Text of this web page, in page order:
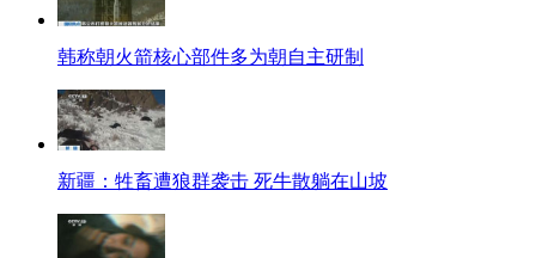
韩称朝火箭核心部件多为朝自主研制
新疆：牲畜遭狼群袭击 死牛散躺在山坡